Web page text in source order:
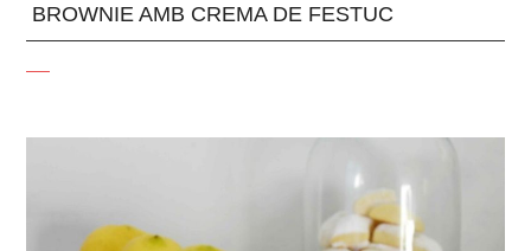
BROWNIE AMB CREMA DE FESTUC